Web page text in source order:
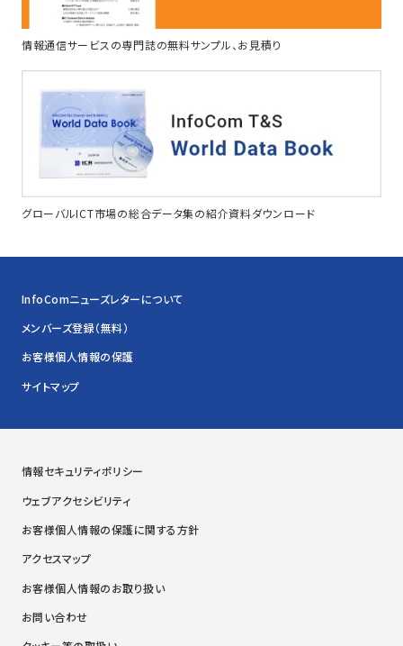
情報通信サービスの専門誌の無料サンプル、お見積り
グローバルICT市場の総合データ集の紹介資料ダウンロード
InfoComニューズレターについて
メンバーズ登録（無料）
お客様個人情報の保護
サイトマップ
情報セキュリティポリシー
ウェブアクセシビリティ
お客様個人情報の保護に関する方針
アクセスマップ
お客様個人情報のお取り扱い
お問い合わせ